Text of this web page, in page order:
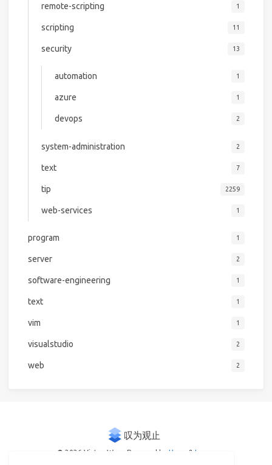
remote-scripting 1
scripting 11
security 13
automation 1
azure 1
devops 2
system-administration 2
text 7
tip 2259
web-services 1
program 1
server 2
software-engineering 1
text 1
vim 1
visualstudio 2
web 2
© 2026 Victor Woo Powered by Hexo & Icarus